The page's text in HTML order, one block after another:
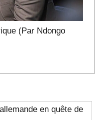
(Par Ndongo
en quête de